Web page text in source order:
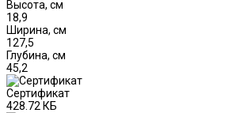
Высота, см
18,9
Ширина, см
127,5
Глубина, см
45,2
Сертификат
428.72 КБ